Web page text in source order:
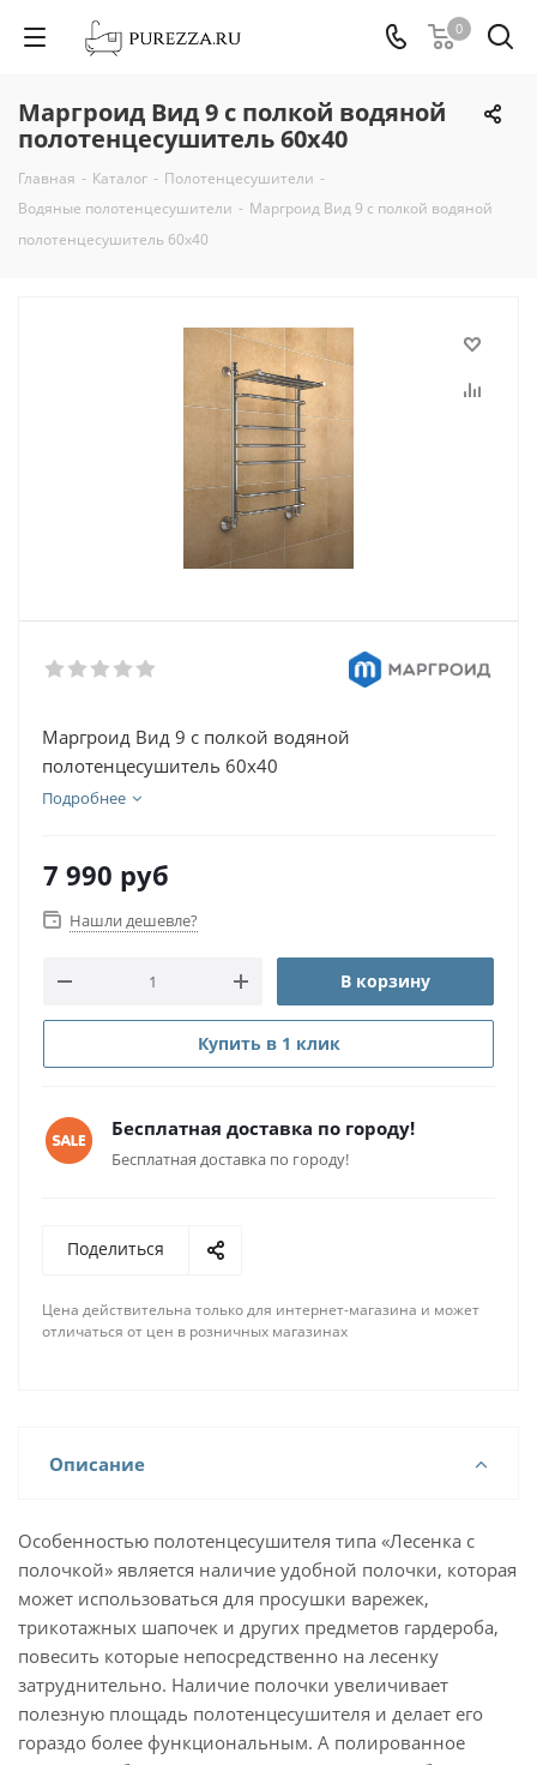
0
Маргроид Вид 9 с полкой водяной
полотенцесушитель 60х40
Главная - Каталог - Полотенцесушители -
Водяные полотенцесушители - Маргроид Вид 9 с полкой водяной
полотенцесушитель 60х40
Маргроид Вид 9 с полкой водяной
полотенцесушитель 60х40
Подробнее
7 990 руб
Нашли дешевле?
В корзину
Купить в 1 клик
Бесплатная доставка по городу!
Бесплатная доставка по городу!
Поделиться
Цена действительна только для интернет-магазина и может
отличаться от цен в розничных магазинах
Описание
Особенностью полотенцесушителя типа «Лесенка с
полочкой» является наличие удобной полочки, которая
может использоваться для просушки варежек,
трикотажных шапочек и других предметов гардероба,
повесить которые непосредственно на лесенку
затруднительно. Наличие полочки увеличивает
полезную площадь полотенцесушителя и делает его
гораздо более функциональным. А полированное